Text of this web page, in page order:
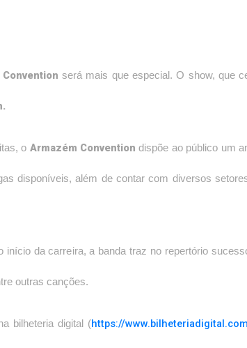
será mais que especial. O show, que
o Armazém Conventiondispõe ao público um
disponíveis, além de contar com diversos
da carreira, a banda traz no repertório
outras canções.
bilheteria digital (https://